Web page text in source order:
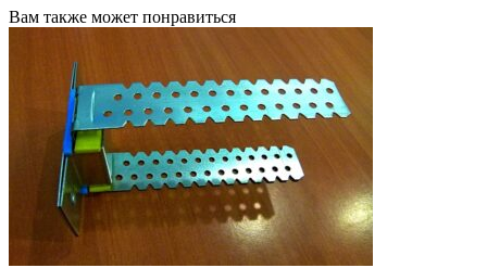
Вам также может понравиться